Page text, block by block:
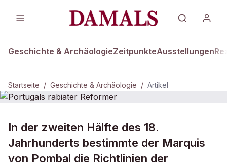
Geschichte & ArchäologieZeitpunkteAusstellungen
Startseite / Geschichte & Archäologie / Artikel
GESCHICHTE & ARCHÄOLOGIE
Portugals rabiater Reformer
In der zweiten Hälfte des 18.
Jahrhunderts bestimmte der Marquis
von Pombal die Richtlinien der